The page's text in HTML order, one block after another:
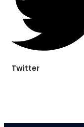
Twitter